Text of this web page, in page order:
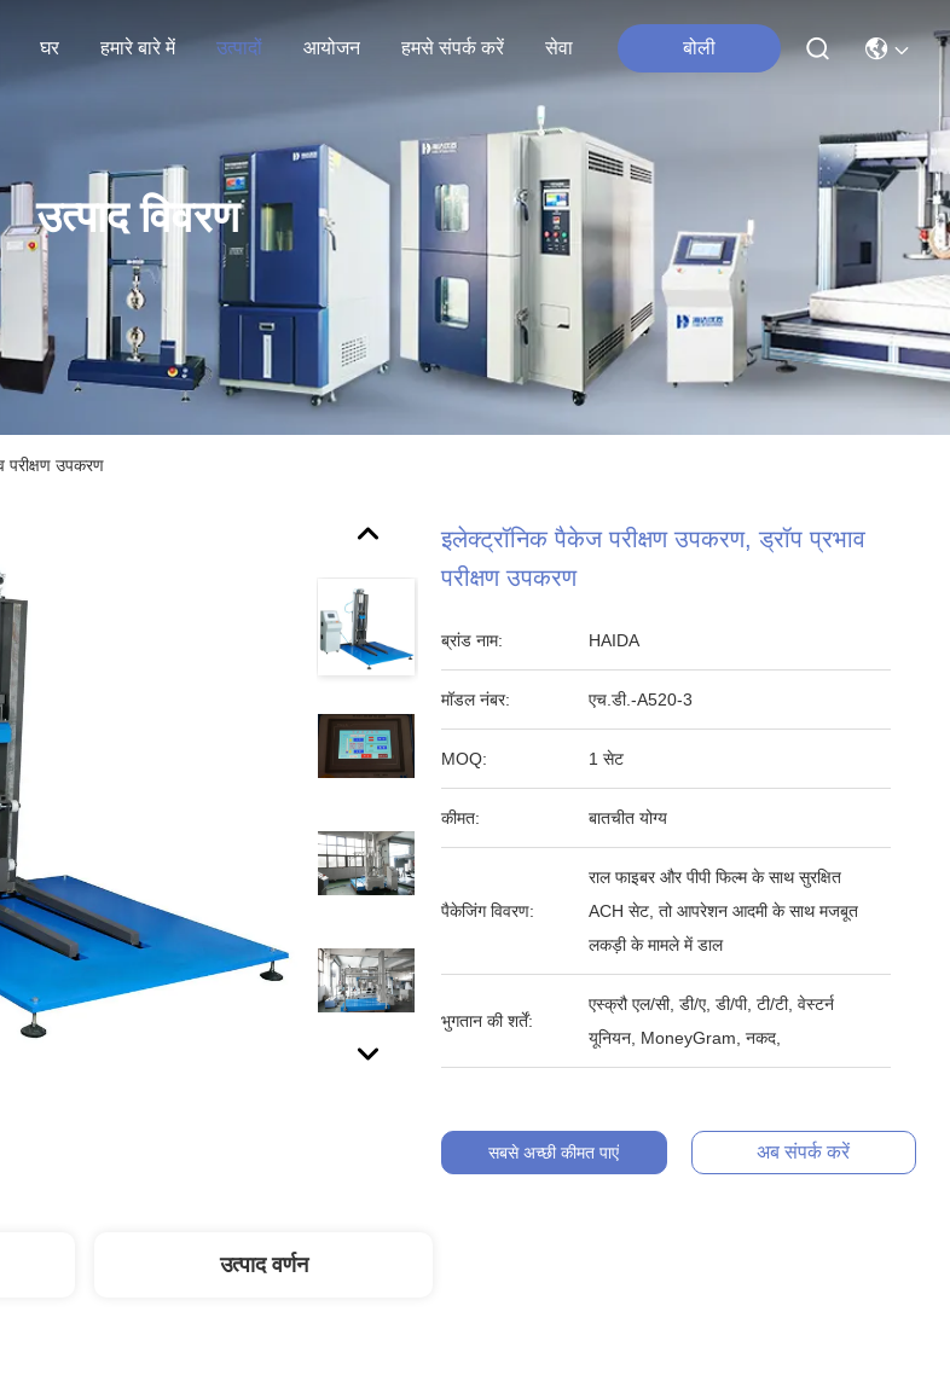
घर हमारे बारे में उत्पादों आयोजन हमसे संपर्क करें सेवा बोली
उत्पाद विवरण
परीक्षण उपकरण
इलेक्ट्रॉनिक पैकेज परीक्षण उपकरण, ड्रॉप प्रभाव
परीक्षण उपकरण
ब्रांड नाम: HAIDA
मॉडल नंबर: एच.डी.-A520-3
MOQ: 1 सेट
कीमत: बातचीत योग्य
पैकेजिंग विवरण:
राल फाइबर और पीपी फिल्म के साथ सुरक्षित
ACH सेट, तो आपरेशन आदमी के साथ मजबूत
लकड़ी के मामले में डाल
भुगतान की शर्तें:
एस्क्रौ एल/सी, डी/ए, डी/पी, टी/टी, वेस्टर्न
यूनियन, MoneyGram, नकद,
सबसे अच्छी कीमत पाएं अब संपर्क करें
उत्पाद वर्णन